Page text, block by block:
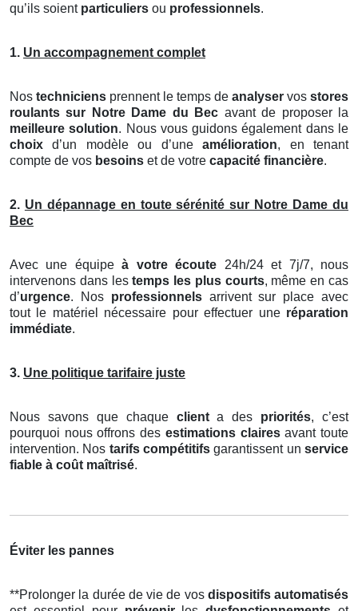
qu’ils soient particuliers ou professionnels.
1. Un accompagnement complet
Nos techniciens prennent le temps de analyser vos stores
roulants sur Notre Dame du Bec avant de proposer la
meilleure solution. Nous vous guidons également dans le
choix d’un modèle ou d’uneamélioration, en tenant
compte de vos besoins et de votre capacité financière.
2. Un dépannage en toute sérénité sur Notre Dame du
Bec
Avec une équipeà votre écoute 24h/24 et 7j/7, nous
intervenons dans lestemps les plus courts, même en cas
d’urgence. Nos professionnelsarrivent sur place avec
tout le matériel nécessaire pour effectuer une réparation
immédiate.
3. Une politique tarifaire juste
Nous savons que chaque clienta des priorités, c’est
pourquoi nous offrons des estimations clairesavant toute
intervention. Nos tarifs compétitifs garantissent unservice
fiable à coût maîtrisé.
Éviter les pannes
**Prolonger la durée de vie de vos dispositifs automatisés